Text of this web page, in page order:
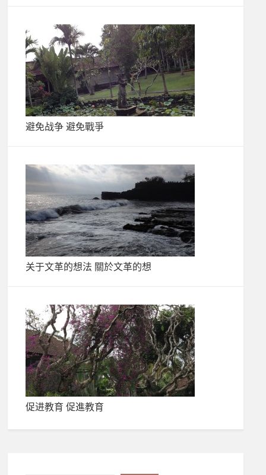
避免战争 避免戰爭
关于文革的想法 關於文革的想
促进教育 促進教育